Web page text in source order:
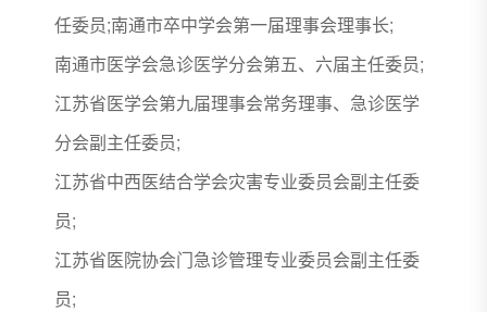
任委员;南通市卒中学会第一届理事会理事长;
南通市医学会急诊医学分会第五、六届主任委员;
江苏省医学会第九届理事会常务理事、急诊医学
分会副主任委员;
江苏省中西医结合学会灾害专业委员会副主任委
员;
江苏省医院协会门急诊管理专业委员会副主任委
员;